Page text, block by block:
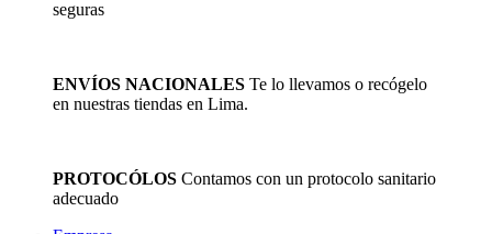
seguras
ENVÍOS NACIONALES Te lo llevamos o recógelo
en nuestras tiendas en Lima.
PROTOCÓLOS Contamos con un protocolo sanitario
adecuado